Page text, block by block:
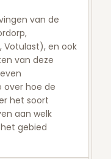
van de
Votulast), en ook
van deze
over hoe de
het soort
aan welk
gebied